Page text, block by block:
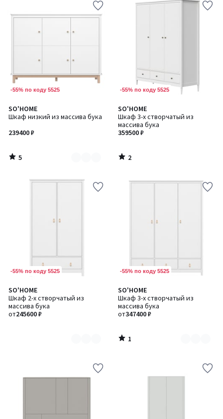
-55% по коду 5525
SO'HOME
Шкаф низкий из массива бука
239400 ₽
5
/
Количество
цветов:
2
5
/
-55% по коду 5525
SO'HOME
Шкаф 3-х створчатый из
массива бука
359500 ₽
2
/
5
2
/
-55% по коду 5525
SO'HOME
Шкаф 2-х створчатый из
массива бука
от245600 ₽
Количество
цветов:
2
-55% по коду 5525
SO'HOME
Шкаф 3-х створчатый из
массива бука
от347400 ₽
1
/
5
Количество
цветов:
2
1
/